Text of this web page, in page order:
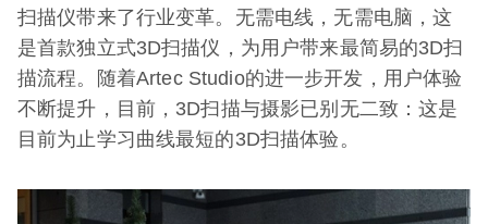
扫描仪带来了行业变革。无需电线，无需电脑，这
是首款独立式3D扫描仪，为用户带来最简易的3D扫
描流程。随着Artec Studio的进一步开发，用户体验
不断提升，目前，3D扫描与摄影已别无二致：这是
目前为止学习曲线最短的3D扫描体验。